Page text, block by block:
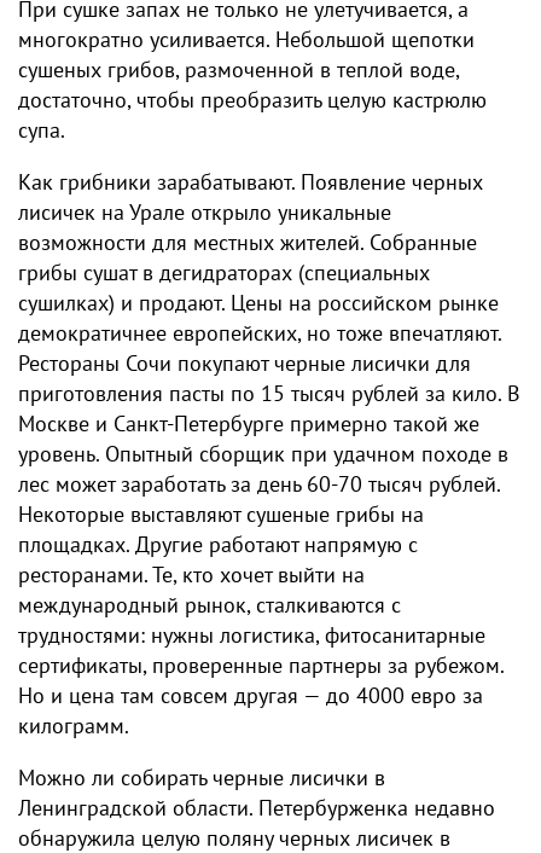
При сушке запах не только не улетучивается, а
многократно усиливается. Небольшой щепотки
сушеных грибов, размоченной в теплой воде,
достаточно, чтобы преобразить целую кастрюлю
супа.
Как грибники зарабатывают. Появление черных
лисичек на Урале открыло уникальные
возможности для местных жителей. Собранные
грибы сушат в дегидраторах (специальных
сушилках) и продают. Цены на российском рынке
демократичнее европейских, но тоже впечатляют.
Рестораны Сочи покупают черные лисички для
приготовления пасты по 15 тысяч рублей за кило. В
Москве и Санкт-Петербурге примерно такой же
уровень. Опытный сборщик при удачном походе в
лес может заработать за день 60-70 тысяч рублей.
Некоторые выставляют сушеные грибы на
площадках. Другие работают напрямую с
ресторанами. Те, кто хочет выйти на
международный рынок, сталкиваются с
трудностями: нужны логистика, фитосанитарные
сертификаты, проверенные партнеры за рубежом.
Но и цена там совсем другая — до 4000 евро за
килограмм.
Можно ли собирать черные лисички в
Ленинградской области. Петербурженка недавно
обнаружила целую поляну черных лисичек в